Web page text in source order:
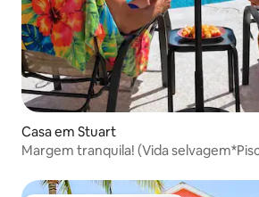
Casa em Stuart
Margem tranquila! (Vida